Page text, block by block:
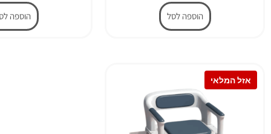
הוספה לסל הוספה